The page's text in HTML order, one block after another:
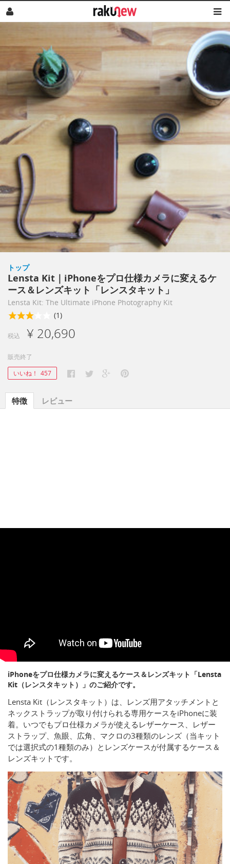
トップ
Lensta Kit｜iPhoneをプロ仕様カメラに変えるケ
ース＆レンズキット「レンスタキット」
Lensta Kit: The Ultimate iPhone Photography Kit
(1)
税込 ¥ 20,690
販売終了
いいね！ 457
特徴 レビュー
iPhoneをプロ仕様カメラに変えるケース＆レンズキット「Lensta
Kit（レンスタキット）」のご紹介です。
Lensta Kit（レンスタキット）は、レンズ用アタッチメントと
ネックストラップが取り付けられる専用ケースをiPhoneに装
着。いつでもプロ仕様カメラが使えるレザーケース、レザー
ストラップ、魚眼、広角、マクロの3種類のレンズ（当キット
では選択式の1種類のみ）とレンズケースが付属するケース＆
レンズキットです。